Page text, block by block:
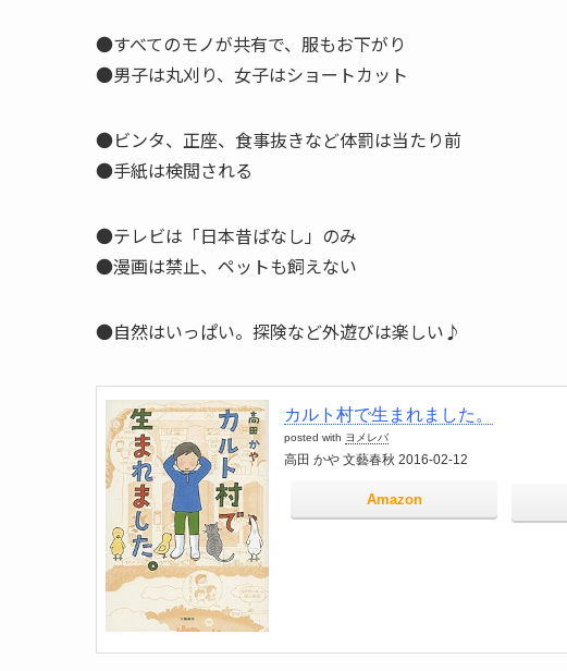
●すべてのモノが共有で、服もお下がり
●男子は丸刈り、女子はショートカット
●ビンタ、正座、食事抜きなど体罰は当たり前
●手紙は検閲される
●テレビは「日本昔ばなし」のみ
●漫画は禁止、ペットも飼えない
●自然はいっぱい。探険など外遊びは楽しい♪
カルト村で生まれました。
posted with ヨメレバ
高田 かや 文藝春秋 2016-02-12
Amazon